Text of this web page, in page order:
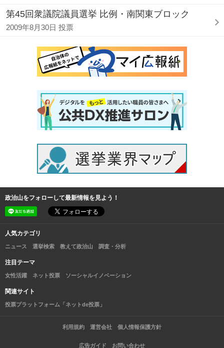
第45回衆議院議員選挙 比例・南関東ブロック
2009年8月30日 投票
政治山をフォローして最新情報を見よう！
人気カテゴリ
ニュース 選挙検索 教えて政治山 調査・分析
注目テーマ
女性活躍 ネット投票 ソーシャルイノベーション
関連サイト
投票プラットフォーム「ネットde投票」
利用規約 運営会社 個人情報保護方針
広告ガイド お問い合わせ